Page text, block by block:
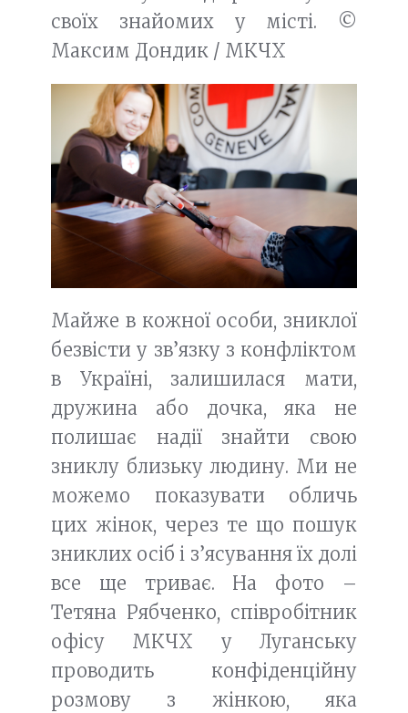
своїх знайомих у місті. ©
Максим Дондик / МКЧХ
Майже в кожної особи, зниклої
безвісти у зв’язку з конфліктом
в Україні, залишилася мати,
дружина або дочка, яка не
полишає надії знайти свою
зниклу близьку людину. Ми не
можемо показувати обличь
цих жінок, через те що пошук
зниклих осіб і з’ясування їх долі
все ще триває. На фото –
Тетяна Рябченко, співробітник
офісу МКЧХ у Луганську
проводить конфіденційну
розмову з жінкою, яка